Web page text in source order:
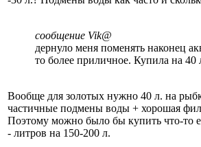
сообщение Vik@
дернуло меня поменять наконец
то более приличное. Купила на 40
Вообще для золотых нужно 40 л. на
частичные подмены воды + хорошая
Поэтому можно было бы купить что-то
- литров на 150-200 л.